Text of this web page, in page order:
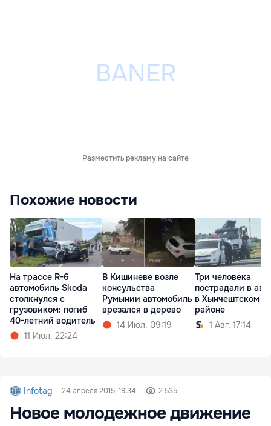
Разместить рекламу на сайте
Похожие новости
На трассе R-6
автомобиль Skoda
столкнулся с
грузовиком: погиб
40-летний водитель
11 Июл. 22:24
В Кишиневе возле
консульства
Румынии автомобиль
врезался в дерево
14 Июл. 09:19
Три человека
пострадали в
в Хынчештском
районе
1 Авг. 17:14
Infotag 24 апреля 2015, 19:34 2 535
Новое молодежное движение